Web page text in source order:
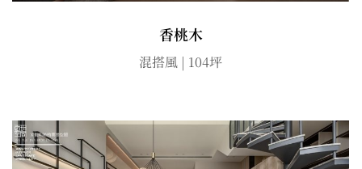
香桃木
混搭風 | 104坪